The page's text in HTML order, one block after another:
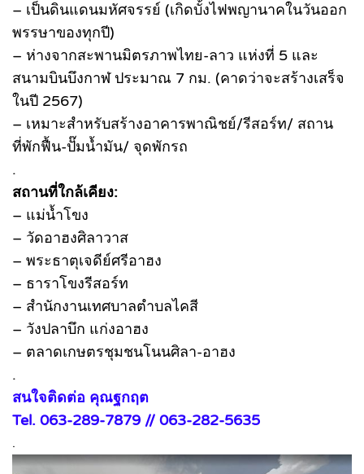
– เป็นดินแดนมหัศจรรย์ (เกิดบั้งไฟพญานาคในวันออก
พรรษาของทุกปี)
– ห่างจากสะพานมิตรภาพไทย-ลาว แห่งที่ 5 และ
สนามบินบึงกาฬ ประมาณ 7 กม. (คาดว่าจะสร้างเสร็จ
ในปี 2567)
– เหมาะสำหรับสร้างอาคารพาณิชย์/รีสอร์ท/ สถาน
ที่พักฟื้น-ปั๊มน้ำมัน/ จุดพักรถ
.
สถานที่ใกล้เคียง:
– แม่น้ำโขง
– วัดอาฮงศิลาวาส
– พระธาตุเจดีย์ศรีอาฮง
– ธาราโขงรีสอร์ท
– สำนักงานเทศบาลตำบลไคสี
– วังปลาบึก แก่งอาฮง
– ตลาดเกษตรชุมชนโนนศิลา-อาฮง
.
สนใจติดต่อ คุณฐกฤต
Tel. 063-289-7879 // 063-282-5635
.